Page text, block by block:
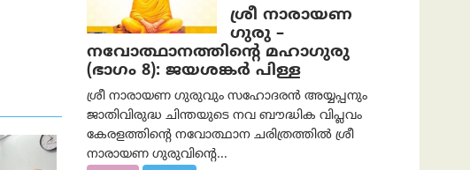
ശ്രീ നാരായണ
ഗുരു –
നവോത്ഥാനത്തിന്റെ മഹാഗുരു
(ഭാഗം 8): ജയശങ്കര്‍ പിള്ള
ശ്രീ നാരായണ ഗുരുവും സഹോദരൻ അയ്യപ്പനും
ജാതിവിരുദ്ധ ചിന്തയുടെ നവ ബൗദ്ധിക വിപ്ലവം
കേരളത്തിന്റെ നവോത്ഥാന ചരിത്രത്തിൽ ശ്രീ
നാരായണ ഗുരുവിന്റെ...